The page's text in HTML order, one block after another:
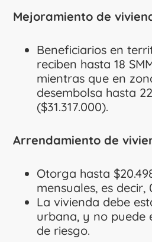
Mejoramiento de
Beneficiarios en
reciben hasta 18
mientras que en
desembolsa hasta
($31.317.000).
Arrendamiento de
Otorga hasta
mensuales, es decir,
La vivienda debe
urbana, y no puede
de riesgo.